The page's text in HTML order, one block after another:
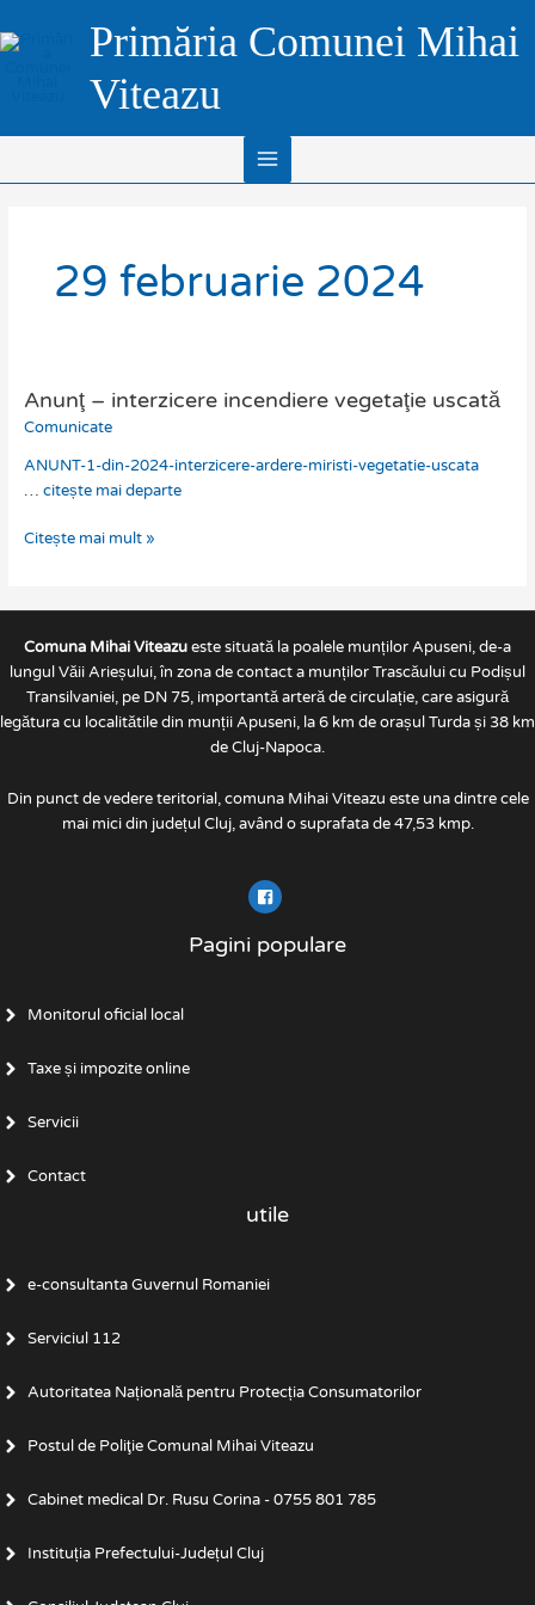
to
Primăria Comunei Mihai
Viteazu
Menu
29 februarie 2024
Anunţ – interzicere incendiere vegetaţie uscată
Comunicate
ANUNT-1-din-2024-interzicere-ardere-miristi-vegetatie-uscata
… citește mai departe
Anunţ
–
incendiere
vegetaţie
Citește mai mult »
Comuna Mihai Viteazueste situată la poalele munților Apuseni, de-a
lungul Văii Arieșului, în zona de contact a munților Trascăului cu Podișul
Transilvaniei, pe DN 75, importantă arteră de circulație, care asigură
legătura cu localitătile din munții Apuseni, la 6 km de orașul Turda și 38 km
de Cluj-Napoca.
Din punct de vedere teritorial, comuna Mihai Viteazu este una dintre cele
mai mici din județul Cluj, având o suprafata de 47,53 kmp.
Pagini populare
Monitorul oficial local
Taxe și impozite online
Servicii
Contact
utile
e-consultanta Guvernul Romaniei
Serviciul 112
Autoritatea Națională pentru Protecția Consumatorilor
Postul de Poliţie Comunal Mihai Viteazu
Cabinet medical Dr. Rusu Corina - 0755 801 785
Instituția Prefectului-Județul Cluj